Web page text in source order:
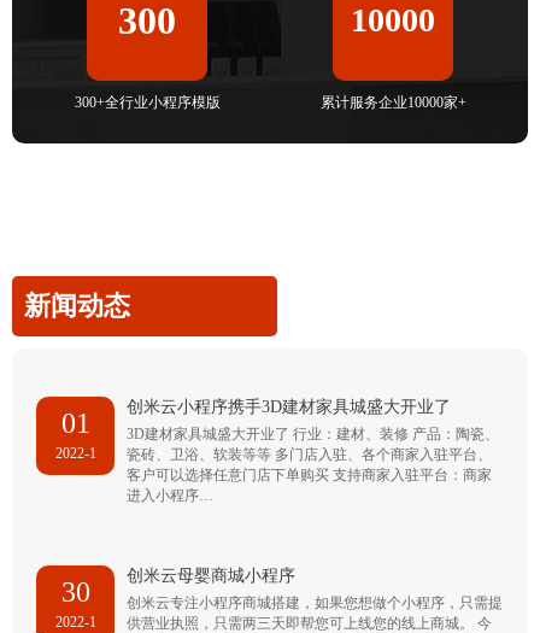
300
300+全行业小程序模版
10000
累计服务企业10000家+
新闻动态
01
2022-1
创米云小程序携手3D建材家具城盛大开业了
3D建材家具城盛大开业了 行业：建材、装修 产品：陶瓷、
瓷砖、卫浴、软装等等 多门店入驻、各个商家入驻平台、
客户可以选择任意门店下单购买 支持商家入驻平台：商家
进入小程序…
30
2022-1
创米云母婴商城小程序
创米云专注小程序商城搭建，如果您想做个小程序，只需提
供营业执照，只需两三天即帮您可上线您的线上商城。 今